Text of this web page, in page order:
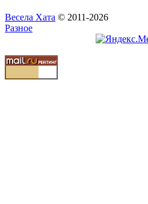
Весела Хата © 2011-2026
Разное